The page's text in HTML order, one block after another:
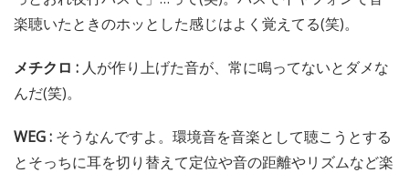
楽聴いたときのホッとした感じはよく覚えてる(笑)。
メチクロ : 人が作り上げた音が、常に鳴ってないとダメな
んだ(笑)。
WEG : そうなんですよ。環境音を音楽として聴こうとする
とそっちに耳を切り替えて定位や音の距離やリズムなど楽